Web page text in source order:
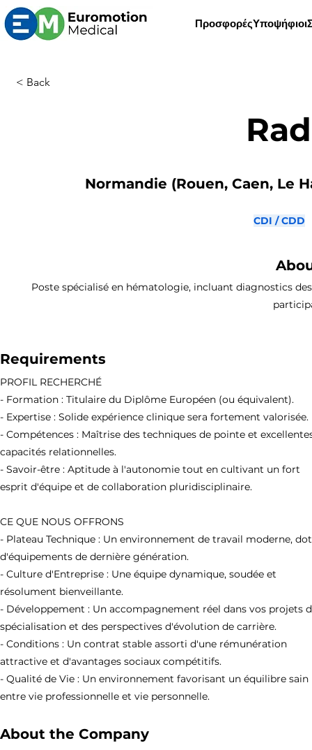
ΠροσφορέςΥποψήφιοι
< Back
Normandie (Rouen, Caen, Le
CDI / CDD
Poste spécialisé en hématologie, incluant diagnostics
Requirements
PROFIL RECHERCHÉ
- Formation : Titulaire du Diplôme Européen (ou équivalent).
- Expertise : Solide expérience clinique sera fortement valorisée.
- Compétences : Maîtrise des techniques de pointe et
capacités relationnelles.
- Savoir-être : Aptitude à l'autonomie tout en cultivant un fort
esprit d'équipe et de collaboration pluridisciplinaire.
CE QUE NOUS OFFRONS
- Plateau Technique : Un environnement de travail moderne,
d'équipements de dernière génération.
- Culture d'Entreprise : Une équipe dynamique, soudée et
résolument bienveillante.
- Développement : Un accompagnement réel dans vos projets
spécialisation et des perspectives d'évolution de carrière.
- Conditions : Un contrat stable assorti d'une rémunération
attractive et d'avantages sociaux compétitifs.
- Qualité de Vie : Un environnement favorisant un équilibre sain
entre vie professionnelle et vie personnelle.
About the Company